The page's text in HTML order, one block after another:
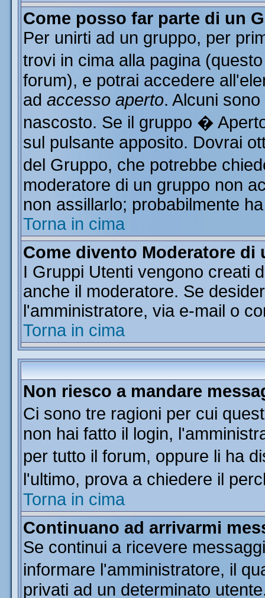
Come posso far parte di un
Per unirti ad un gruppo, per
trovi in cima alla pagina
forum), e potrai accedere
ad accesso aperto. Alcuni
nascosto. Se il gruppo �
sul pulsante apposito. Dovrai
del Gruppo, che potrebbe
moderatore di un gruppo non
non assillarlo; probabilmente
Torna in cima
Come divento Moderatore di
I Gruppi Utenti vengono creati
anche il moderatore. Se
l'amministratore, via e-mail o
Torna in cima
Non riesco a mandare
Ci sono tre ragioni per cui
non hai fatto il login,
per tutto il forum, oppure li ha
l'ultimo, prova a chiedere il
Torna in cima
Continuano ad arrivarmi
Se continui a ricevere
informare l'amministratore, il
privati ad un determinato